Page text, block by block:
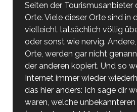
Seiten der Tourismusanbieter
Orte. Viele dieser Orte sind in
vielleicht tatsächlich völlig
oder sonst wie nervig.
Orte, werden gar nicht
der anderen kopiert. Und so
Internet immer wieder
das hier anders: Ich sage dir
waren, welche